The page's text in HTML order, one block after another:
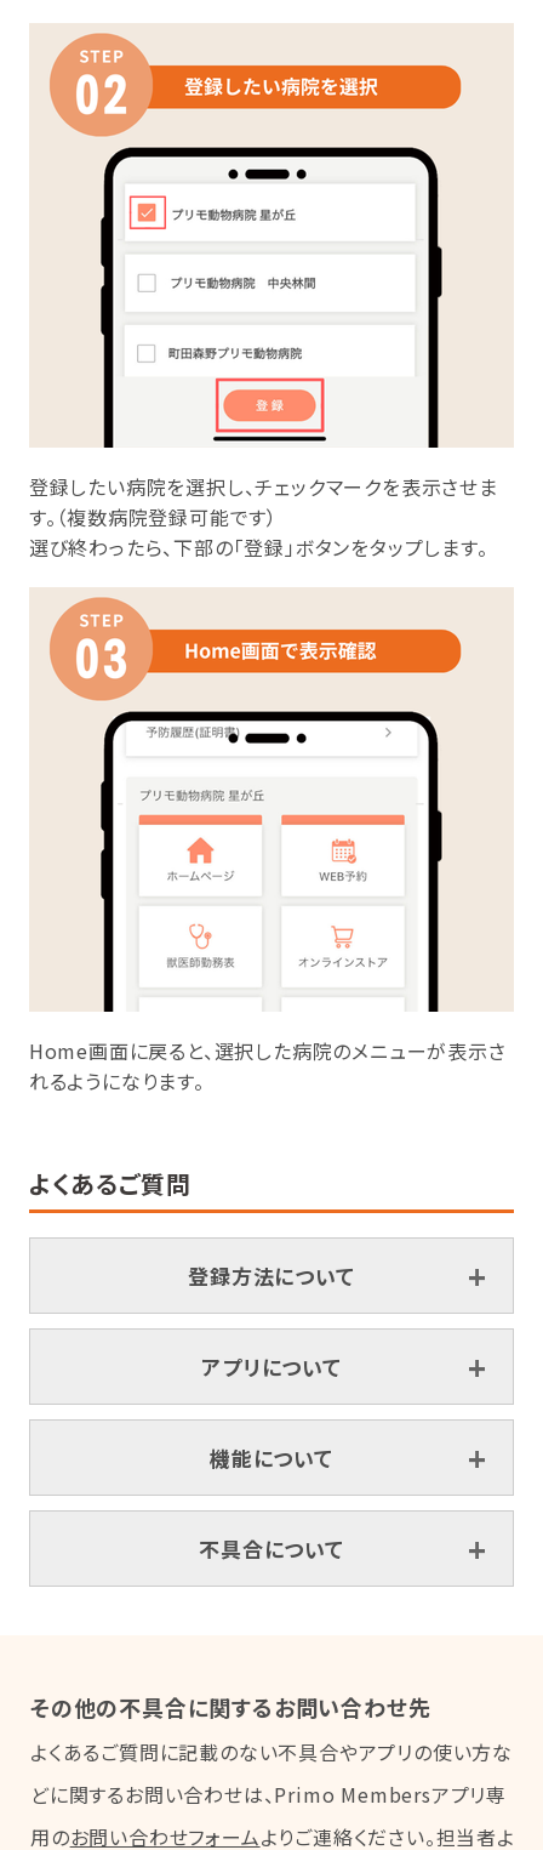
登録したい病院を選択し、チェックマークを表示させま
す。（複数病院登録可能です）
選び終わったら、下部の「登録」ボタンをタップします。
Home画面に戻ると、選択した病院のメニューが表示さ
れるようになります。
よくあるご質問
登録方法について
アプリについて
機能について
不具合について
その他の不具合に関するお問い合わせ先
よくあるご質問に記載のない不具合やアプリの使い方な
どに関するお問い合わせは、Primo Membersアプリ専
用のお問い合わせフォームよりご連絡ください。担当者よ